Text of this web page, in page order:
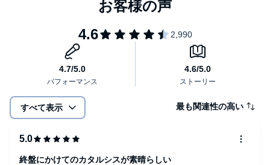
すべて表示 最も関連性の高い
終盤にかけてのカタルシスが素晴らしい